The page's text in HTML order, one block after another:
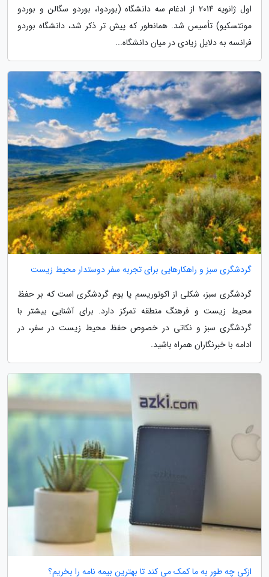
اول ژانویه 2014 از ادغام سه دانشگاه (بوردو1، بوردو سگالن و بوردو
مونتسکیو) تأسیس شد. همانطور که پیش تر ذکر شد، دانشگاه بوردو
فرانسه به دلایل زیادی در میان دانشگاه...
گردشگری سبز و راهکارهایی برای تجربه سفر دوستدار محیط زیست
گردشگری سبز، شکلی از اکوتوریسم یا بوم گردشگری است که بر حفظ
محیط زیست و فرهنگ منطقه تمرکز دارد. برای آشنایی بیشتر با
گردشگری سبز و نکاتی در خصوص حفظ محیط زیست در سفر، در
ادامه با خبرنگاران همراه باشید.
ازکی چه طور به ما کمک می کند تا بهترین بیمه نامه را بخریم؟